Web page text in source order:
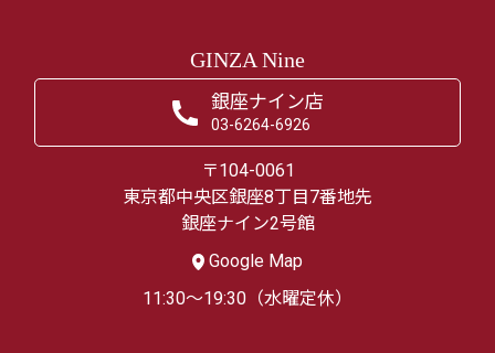
GINZA Nine
銀座ナイン店
03-6264-6926
〒104-0061
東京都中央区銀座8丁目7番地先
銀座ナイン2号館
Google Map
11:30～19:30（水曜定休）